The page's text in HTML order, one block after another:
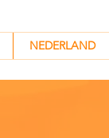
NEDERLAND
NEDERLAND